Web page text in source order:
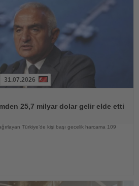
31.07.2026
25,7 milyar dolar gelir elde etti
Türkiye’de kişi başı gecelik harcama 109